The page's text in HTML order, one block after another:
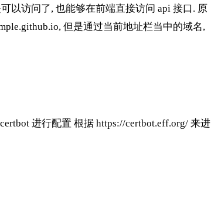
以访问了, 也能够在前端直接访问 api 接口. 原
但是通过当前地址栏当中的域名,
进行配置 根据 https://certbot.eff.org/ 来进